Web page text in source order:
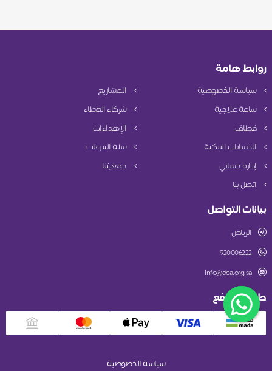
روابط هامة
سياسة الخصوصية
المشاريع
ساعة علاجية
شركاء العطاء
قطاف
الإهداءات
الحسابات البنكية
سلة التبرعات
إدارة حسابي
جمعيتنا
اتصل بنا
بيانات التواصل
الرياض
920006222
info@dca.org.sa
طريقة الدفع
سياسة الخصوصية